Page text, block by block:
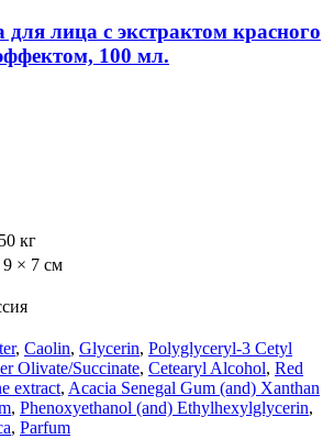
лица с экстрактом красного
100 мл.
кг
× 7 см
, Caolin, Glycerin, Polyglyceryl-3 Cetyl
Olivate/Succinate, Cetearyl Alcohol, Red
extract, Acacia Senegal Gum (and) Xanthan
, Phenoxyethanol (and) Ethylhexylglycerin,
, Parfum